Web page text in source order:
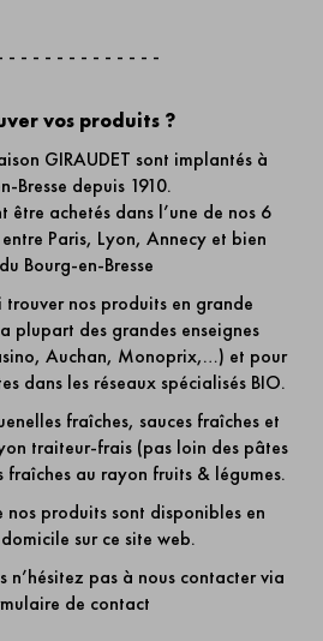
- - - - - - - - - - - - -
vos produits ?
GIRAUDET sont implantés à
Bresse depuis 1910.
être achetés dans l’une de nos 6
Paris, Lyon, Annecy et bien
Bourg-en-Bresse
trouver nos produits en grande
plupart des grandes enseignes
Auchan, Monoprix,…) et pour
dans les réseaux spécialisés BIO.
fraîches, sauces fraîches et
traiteur-frais (pas loin des pâtes
fraîches au rayon fruits & légumes.
nos produits sont disponibles en
sur ce site web.
n’hésitez pas à nous contacter via
de contact